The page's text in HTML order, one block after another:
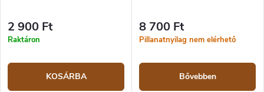
2 900 Ft
Raktáron
KOSÁRBA
8 700 Ft
Pillanatnyilag nem elérhető
Bővebben